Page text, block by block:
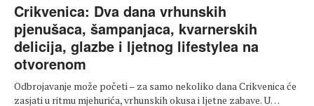
Crikvenica: Dva dana vrhunskih
pjenušaca, šampanjaca, kvarnerskih
delicija, glazbe i ljetnog lifestylea na
otvorenom
Odbrojavanje može početi – za samo nekoliko dana Crikvenica će
zasjati u ritmu mjehurića, vrhunskih okusa i ljetne zabave. U…